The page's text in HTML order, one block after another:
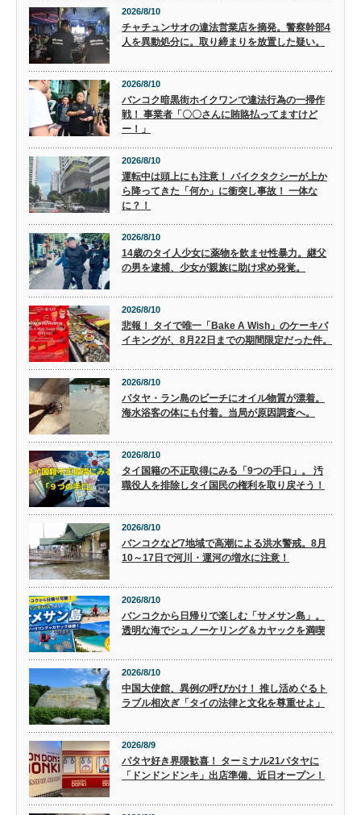
2026/8/10
チャチュンサオの違法営業店を摘発。警察幹部4
人を異動処分に。取り締まりを放置した疑い。
2026/8/10
バンコク暗黒街ホイクワンで違法行為の一掃作
戦！ 事業者「〇〇さんに賄賂払ってますけど
ー！」
2026/8/10
運転中は頭上にも注意！ バイクタクシーが上か
ら降ってきた「何か」に衝突し事故！ 一体な
に？！
2026/8/10
14歳のタイ人少女に薬物を飲ませ性暴力。継父
の男を逮捕、少女が親族に助け求め発覚。
2026/8/10
悲報！ タイで唯一「Bake A Wish」のケーキバ
イキングが、8月22日までの期間限定だった件。
2026/8/10
パタヤ・ラン島のビーチにオイル物質が漂着。
海水浴客の体にも付着。当局が原因調査へ。
2026/8/10
タイ国籍の不正取得にみる「9つの手口」。 汚
職役人を排除しタイ国民の権利を取り戻そう！
2026/8/10
バンコクなど7地域で高潮による洪水警戒。8月
10～17日で河川・運河の増水に注意！
2026/8/10
バンコクから日帰りで楽しむ「サメサン島」。
透明な海でシュノーケリング＆カヤックを満喫
2026/8/10
中国大使館、異例の呼びかけ！ 推し活めぐるト
ラブル相次ぎ「タイの法律と文化を尊重せよ」
2026/8/9
パタヤ好き界隈歓喜！ ターミナル21パタヤに
「ドンドンドンキ」出店準備、近日オープン！